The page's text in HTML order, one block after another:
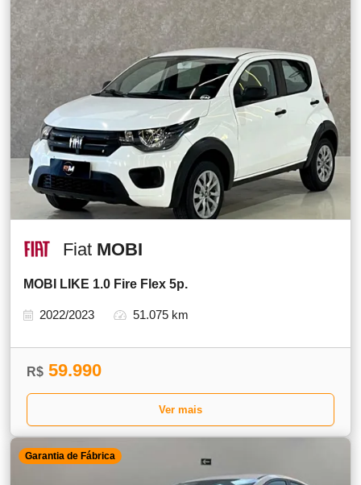
Fiat MOBI
MOBI LIKE 1.0 Fire Flex 5p.
2022/2023 51.075 km
R$ 59.990
Ver mais
Garantia de Fábrica